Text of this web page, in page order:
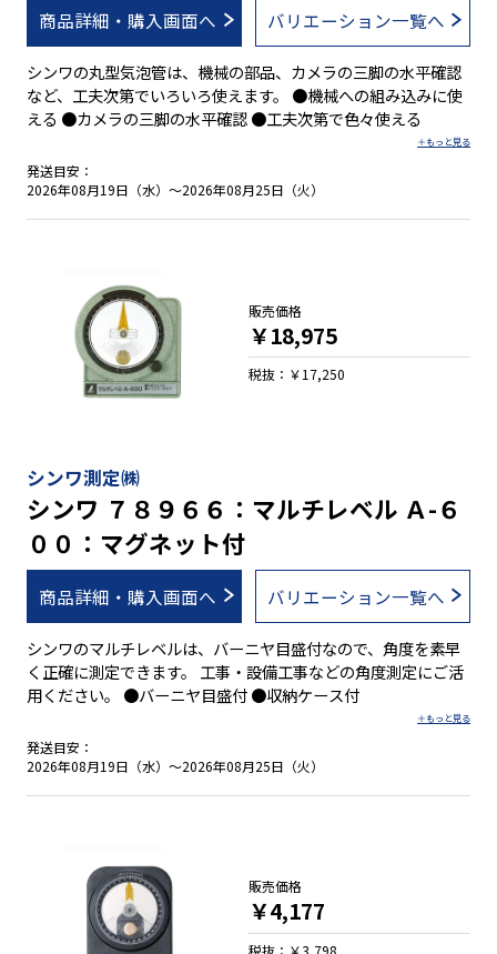
商品詳細・購入画面へ バリエーション一覧へ
シンワの丸型気泡管は、機械の部品、カメラの三脚の水平確認
など、工夫次第でいろいろ使えます。 ●機械への組み込みに使
える ●カメラの三脚の水平確認 ●工夫次第で色々使える
発送目安：
2026年08月19日（水）～2026年08月25日（火）
シンワ測定㈱
シンワ ７８９６６：マルチレベル Ａ-６
００：マグネット付
商品詳細・購入画面へ バリエーション一覧へ
シンワのマルチレベルは、バーニヤ目盛付なので、角度を素早
く正確に測定できます。 工事・設備工事などの角度測定にご活
用ください。 ●バーニヤ目盛付 ●収納ケース付
発送目安：
2026年08月19日（水）～2026年08月25日（火）
販売価格
￥18,975
税抜：￥17,250
販売価格
￥4,177
税抜：￥3,798